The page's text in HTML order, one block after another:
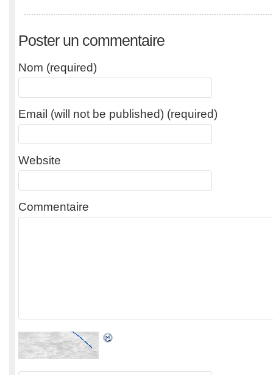
Poster un commentaire
Nom (required)
Email (will not be published) (required)
Website
Commentaire